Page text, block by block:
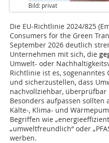
Bild: privat
Die EU-Richtlinie 2024/825
Consumers for the Green
September 2026 deutlich
Unternehmen mit sich, die
Umwelt- oder
Richtlinie ist es,
und sicherzustellen, dass
nachvollziehbar,
Besonders aufpassen
Kälte-, Klima- und
Begriffen wie
„umweltfreundlich“ oder
werben.